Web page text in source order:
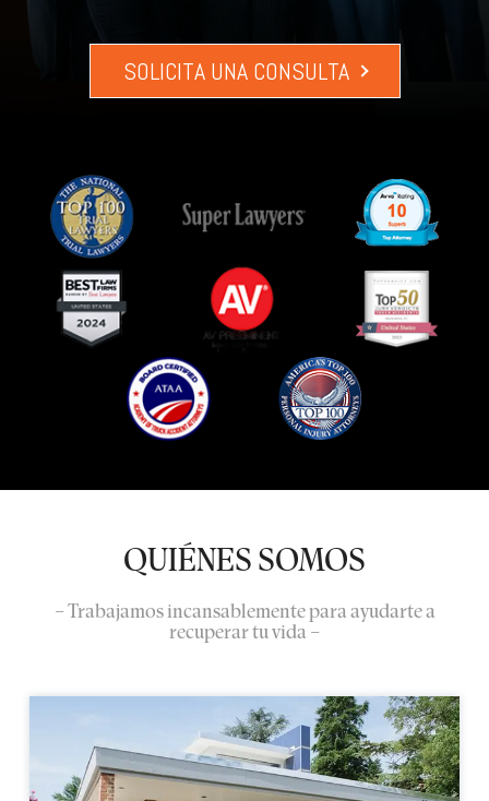
SOLICITA UNA CONSULTA
QUIÉNES SOMOS
– Trabajamos incansablemente para ayudarte a
recuperar tu vida –